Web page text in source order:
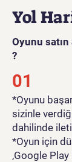
Yol
Oyunu satın
?
01
*Oyunu
sizinle
dahilinde
*Oyun için
,Google Play